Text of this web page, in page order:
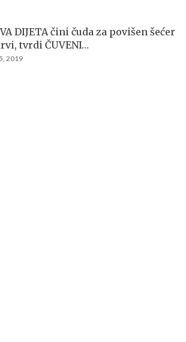
DIJETA čini čuda za povišen šećer
tvrdi ČUVENI…
2019